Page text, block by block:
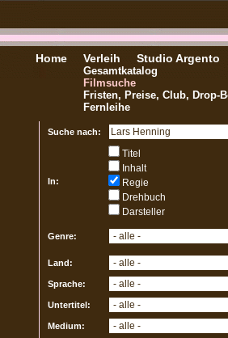
Home Verleih
Gesamtkatalog
Filmsuche
Fristen, Preise, Club, Drop-
Fernleihe
Studio Argento
Suche nach:
In:
Titel
Inhalt
Regie
Drehbuch
Darsteller
Genre:
Land:
Sprache:
Untertitel:
Medium: